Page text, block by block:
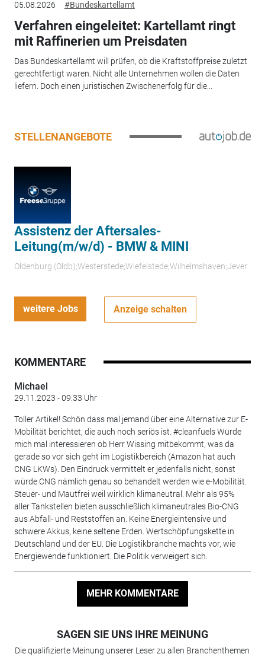
05.08.2026 #Bundeskartellamt
Verfahren eingeleitet: Kartellamt ringt
mit Raffinerien um Preisdaten
Das Bundeskartellamt will prüfen, ob die Kraftstoffpreise zuletzt
gerechtfertigt waren. Nicht alle Unternehmen wollen die Daten
liefern. Doch einen juristischen Zwischenerfolg für die...
STELLENANGEBOTE
Assistenz der Aftersales-
Leitung(m/w/d) - BMW & MINI
Oldenburg (Oldb);Westerstede;Wiefelstede;Wilhelmshaven;Jever
weitere Jobs Anzeige schalten
KOMMENTARE
Michael
29.11.2023 - 09:33 Uhr
Toller Artikel! Schön dass mal jemand über eine Alternative zur E-
Mobilität berichtet, die auch noch seriös ist. #cleanfuels Würde
mich mal interessieren ob Herr Wissing mitbekommt, was da
gerade so vor sich geht im Logistikbereich (Amazon hat auch
CNG LKWs). Den Eindruck vermittelt er jedenfalls nicht, sonst
würde CNG nämlich genau so behandelt werden wie e-Mobilität.
Steuer- und Mautfrei weil wirklich klimaneutral. Mehr als 95%
aller Tankstellen bieten ausschließlich klimaneutrales Bio-CNG
aus Abfall- und Reststoffen an. Keine Energieintensive und
schwere Akkus, keine seltene Erden. Wertschöpfungskette in
Deutschland und der EU. Die Logistikbranche machts vor, wie
Energiewende funktioniert. Die Politik verweigert sich.
MEHR KOMMENTARE
SAGEN SIE UNS IHRE MEINUNG
Die qualifizierte Meinung unserer Leser zu allen Branchenthemen